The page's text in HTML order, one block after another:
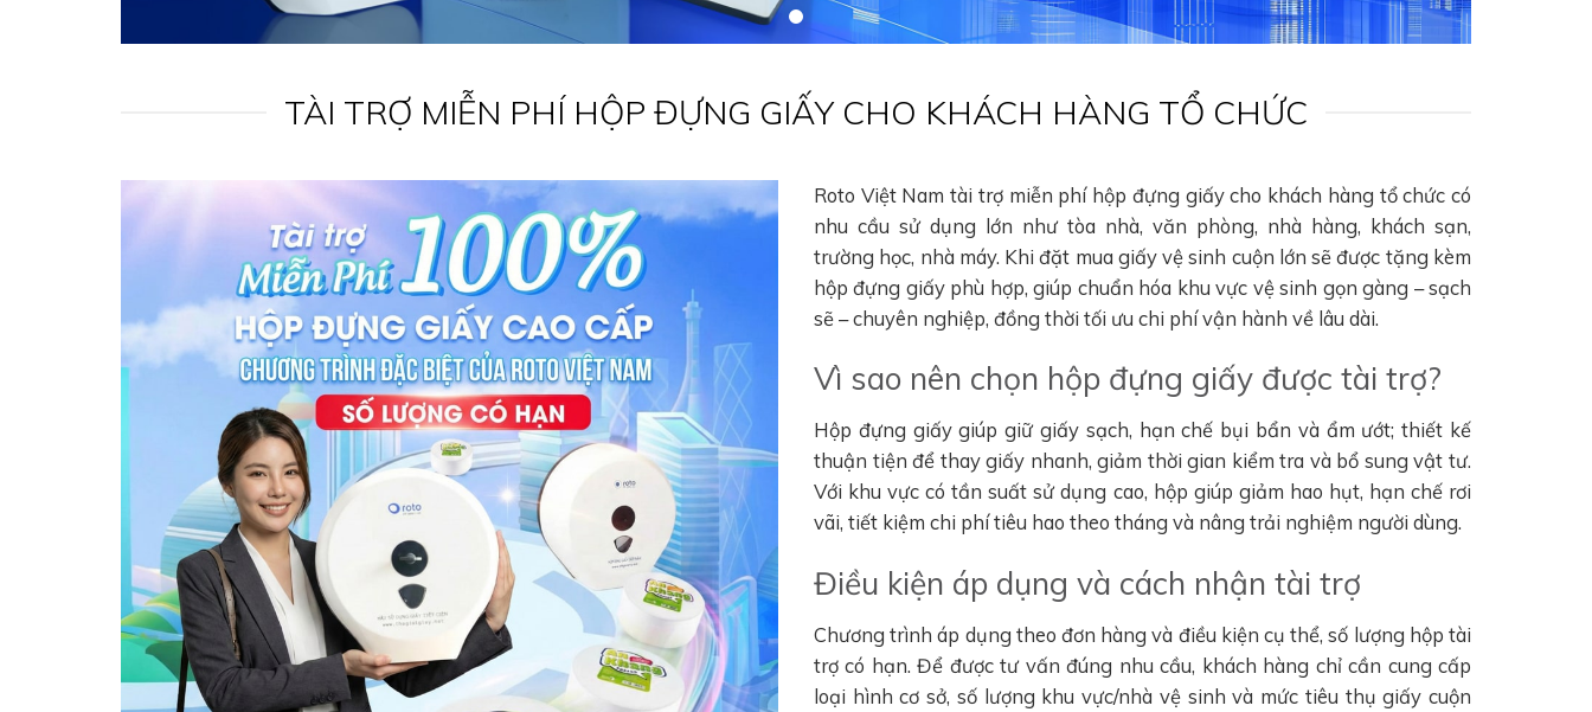
TÀI TRỢ MIỄN PHÍ HỘP ĐỰNG GIẤY CHO KHÁCH HÀNG TỔ CHỨC
Roto Việt Nam tài trợ miễn phí hộp đựng giấy cho khách hàng tổ chức có
nhu cầu sử dụng lớn như tòa nhà, văn phòng, nhà hàng, khách sạn,
trường học, nhà máy. Khi đặt mua giấy vệ sinh cuộn lớn sẽ được tặng kèm
hộp đựng giấy phù hợp, giúp chuẩn hóa khu vực vệ sinh gọn gàng – sạch
sẽ – chuyên nghiệp, đồng thời tối ưu chi phí vận hành về lâu dài.
Vì sao nên chọn hộp đựng giấy được tài trợ?
Hộp đựng giấy giúp giữ giấy sạch, hạn chế bụi bẩn và ẩm ướt; thiết kế
thuận tiện để thay giấy nhanh, giảm thời gian kiểm tra và bổ sung vật tư.
Với khu vực có tần suất sử dụng cao, hộp giúp giảm hao hụt, hạn chế rơi
vãi, tiết kiệm chi phí tiêu hao theo tháng và nâng trải nghiệm người dùng.
Điều kiện áp dụng và cách nhận tài trợ
Chương trình áp dụng theo đơn hàng và điều kiện cụ thể, số lượng hộp tài
trợ có hạn. Để được tư vấn đúng nhu cầu, khách hàng chỉ cần cung cấp
loại hình cơ sở, số lượng khu vực/nhà vệ sinh và mức tiêu thụ giấy cuộn